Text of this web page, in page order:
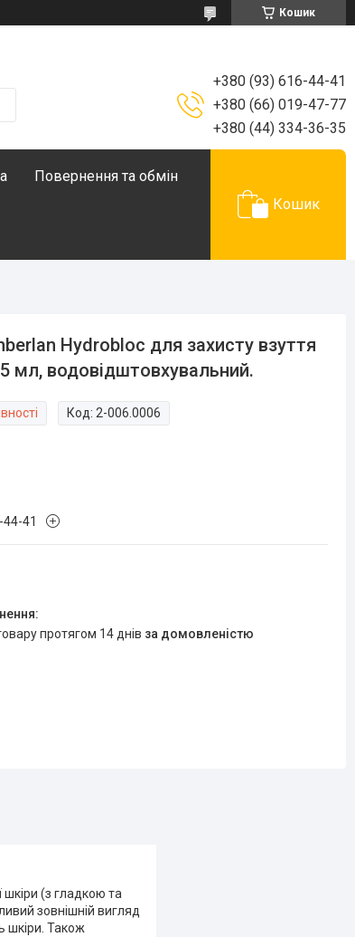
Кошик
+380 (93) 616-44-41
+380 (66) 019-47-77
+380 (44) 334-36-35
Повернення та обмін
Кошик
Hydrobloc для захисту взуття
мл, водовідштовхувальний.
Код: 2-006.0006
41
протягом 14 днів за домовленістю
(з гладкою та
зовнішній вигляд
шкіри. Також